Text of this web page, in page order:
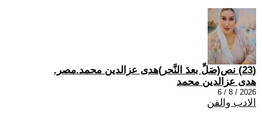
(23) نص(صَلِّ بعدَ النَّحر)هدى عزالدين محمد.مصر.
هدى عزالدين محمد
2026 / 8 / 6
الادب والفن